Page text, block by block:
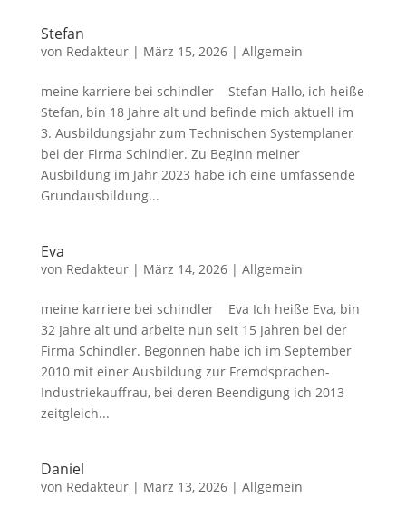
Stefan
von Redakteur| März 15, 2026| Allgemein
meine karriere bei schindler Stefan Hallo, ich heiße
Stefan, bin 18 Jahre alt und befinde mich aktuell im
3. Ausbildungsjahr zum Technischen Systemplaner
bei der Firma Schindler. Zu Beginn meiner
Ausbildung im Jahr 2023 habe ich eine umfassende
Grundausbildung...
Eva
von Redakteur| März 14, 2026| Allgemein
meine karriere bei schindler Eva Ich heiße Eva, bin
32 Jahre alt und arbeite nun seit 15 Jahren bei der
Firma Schindler. Begonnen habe ich im September
2010 mit einer Ausbildung zur Fremdsprachen-
Industriekauffrau, bei deren Beendigung ich 2013
zeitgleich...
Daniel
von Redakteur| März 13, 2026| Allgemein